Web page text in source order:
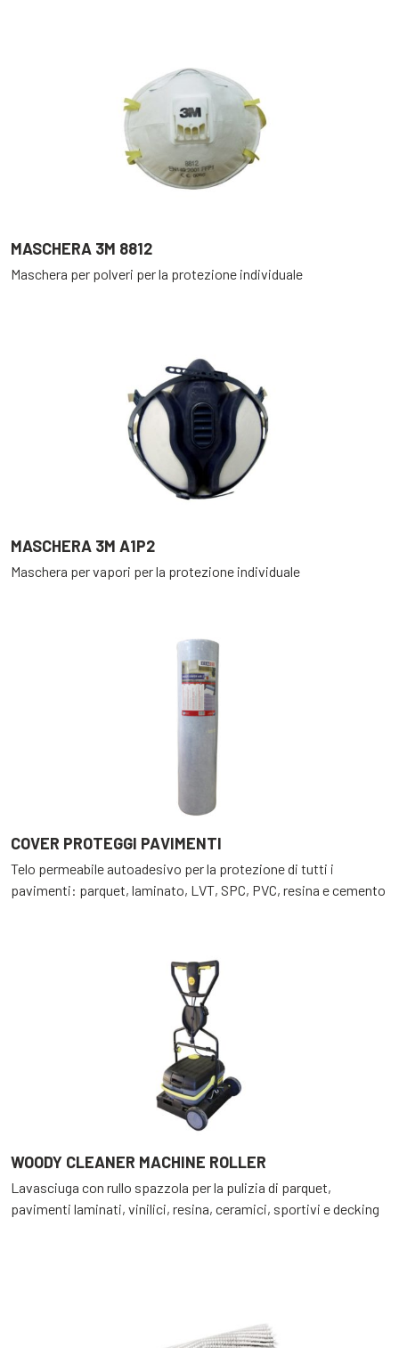
MASCHERA 3M 8812
Maschera per polveri per la protezione individuale
MASCHERA 3M A1P2
Maschera per vapori per la protezione individuale
COVER PROTEGGI PAVIMENTI
Telo permeabile autoadesivo per la protezione di tutti i
pavimenti: parquet, laminato, LVT, SPC, PVC, resina e cemento
WOODY CLEANER MACHINE ROLLER
Lavasciuga con rullo spazzola per la pulizia di parquet,
pavimenti laminati, vinilici, resina, ceramici, sportivi e decking